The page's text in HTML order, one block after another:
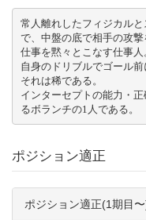
常人離れしたフィジカル
で、中盤の底で相手の攻
仕事を黙々とこなす仕事人
自身のドリブルでゴール
それは稀である。
インターセプトの能力・
るボランチの1人である。
ポジション適正
ポジション適正(1期目